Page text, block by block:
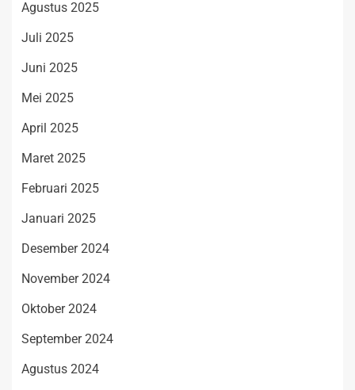
Agustus 2025
Juli 2025
Juni 2025
Mei 2025
April 2025
Maret 2025
Februari 2025
Januari 2025
Desember 2024
November 2024
Oktober 2024
September 2024
Agustus 2024